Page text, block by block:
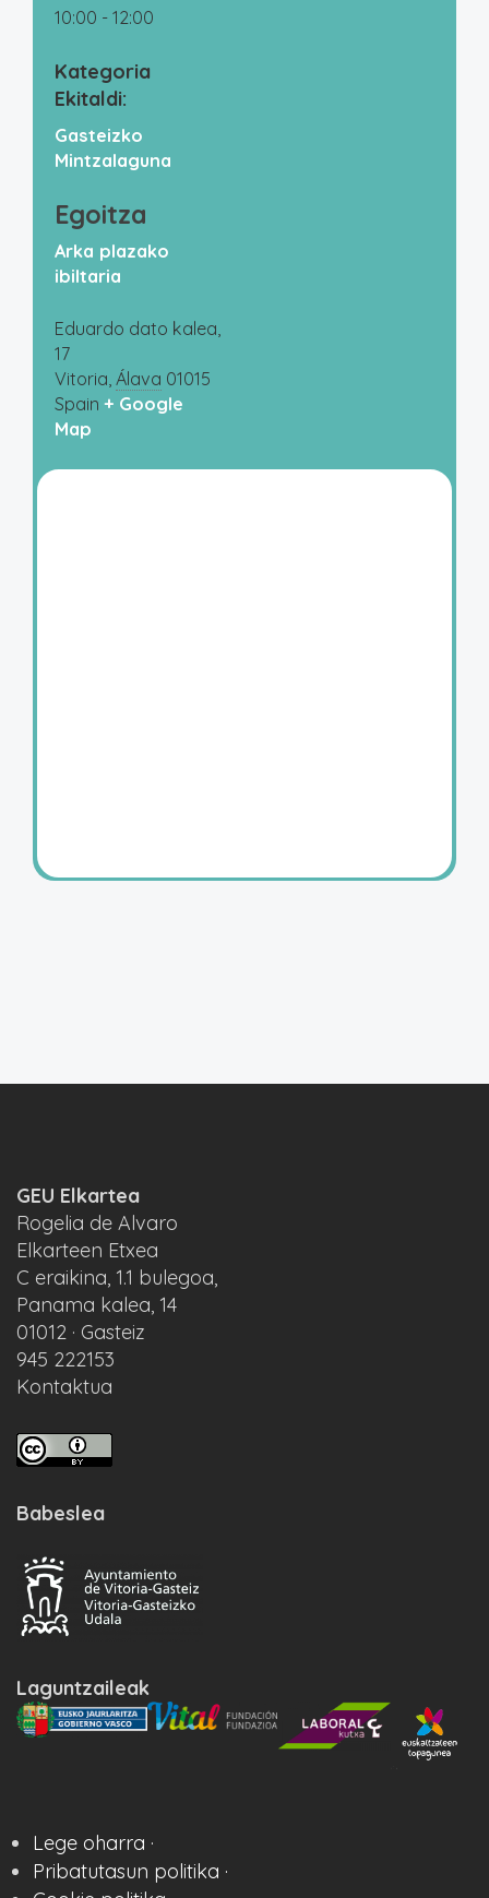
10:00 - 12:00
Kategoria
Ekitaldi:
Gasteizko
Mintzalaguna
Egoitza
Arka plazako
ibiltaria
Eduardo dato kalea,
17
Vitoria Álava 01015
Spain + Google
Map
GEU Elkartea
Rogelia de Alvaro
Elkarteen Etxea
C eraikina, 1.1 bulegoa,
Panama kalea, 14
01012 · Gasteiz
945 222153
Kontaktua
Babeslea
Laguntzaileak
Lege oharra ·
Pribatutasun politika ·